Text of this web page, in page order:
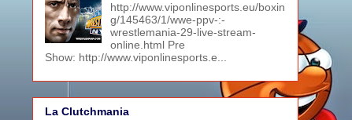
http://www.viponlinesports.eu/boxin
g/145463/1/wwe-ppv-:-
wrestlemania-29-live-stream-
online.html Pre
Show: http://www.viponlinesports.e...
La Clutchmania